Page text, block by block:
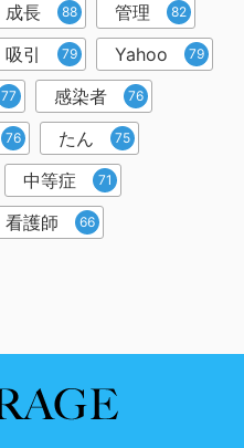
成長 88 管理 82
吸引 79 Yahoo 79
77 感染者 76
76 たん 75
中等症 71
看護師 66